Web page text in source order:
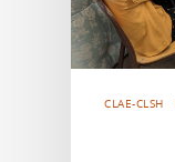
CLAE-CLSH